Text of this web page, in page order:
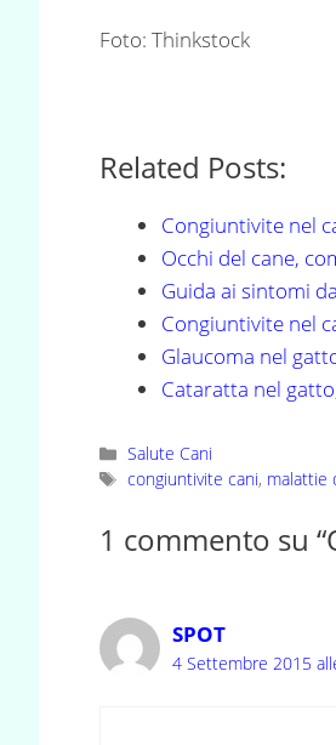
Foto: Thinkstock
Related Posts:
Congiuntivite nel
Occhi del cane,
Guida ai sintomi
Congiuntivite nel
Glaucoma nel
Cataratta nel
Categorie
Salute Cani
Tag
congiuntivite cani, malattie
1 commento su
SPOT
4 Settembre 2015